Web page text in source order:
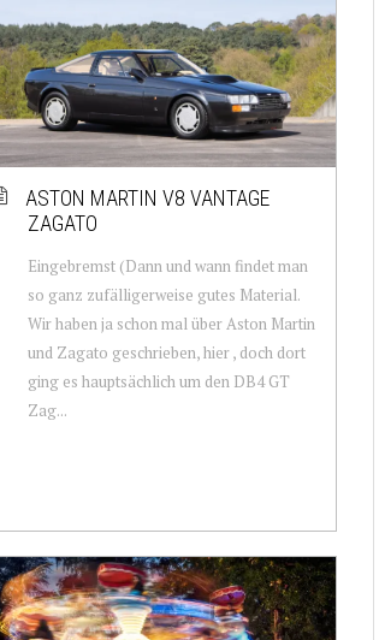
ASTON MARTIN V8 VANTAGE
ZAGATO
Eingebremst (Dann und wann findet man
so ganz zufälligerweise gutes Material.
Wir haben ja schon mal über Aston Martin
und Zagato geschrieben, hier , doch dort
ging es hauptsächlich um den DB4 GT
Zag...